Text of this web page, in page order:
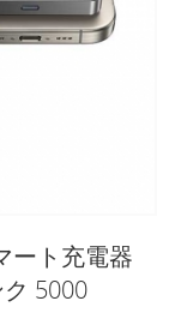
ート充電器
5000